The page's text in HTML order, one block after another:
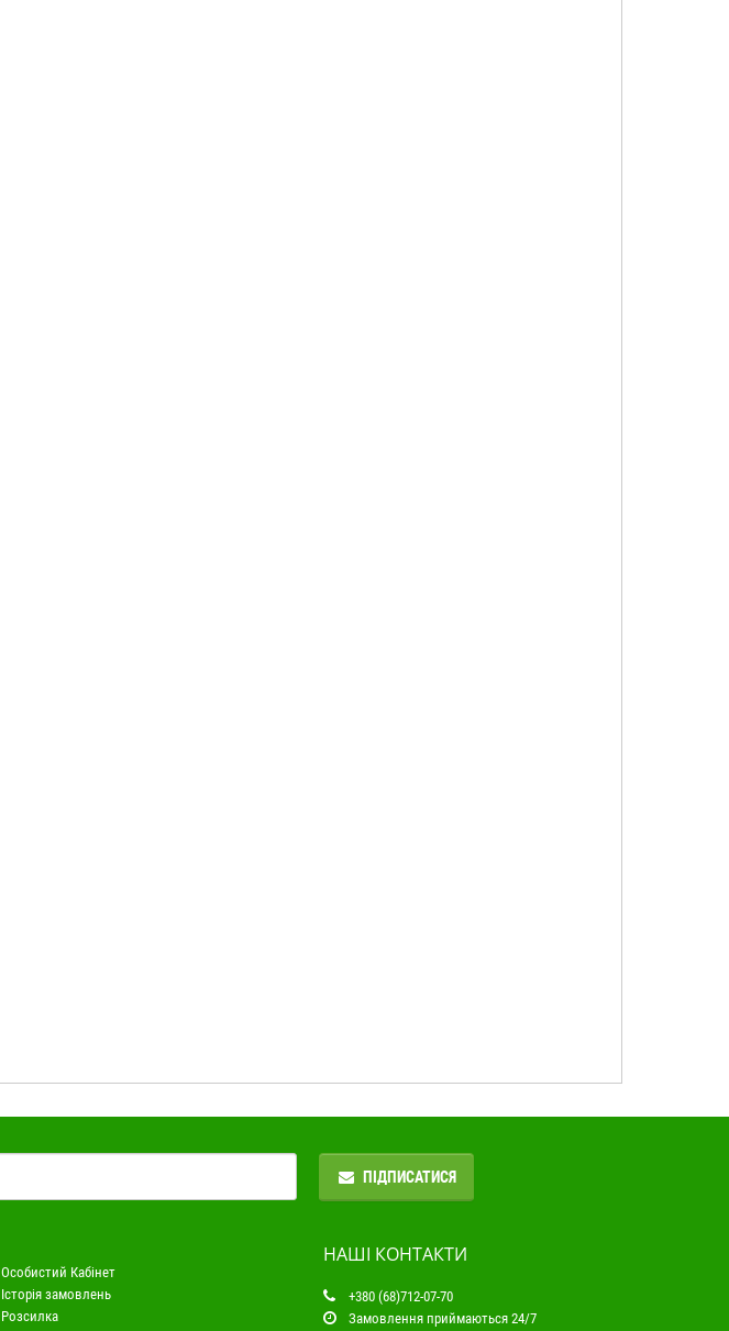
ПІДПИСАТИСЯ
Особистий Кабінет
Історія замовлень
Розсилка
НАШІ КОНТАКТИ
+380 (68)712-07-70
Замовлення приймаються 24/7